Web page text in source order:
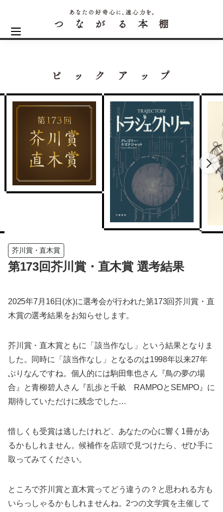
芥川賞・直木賞
第173回芥川賞・直木賞 選考結果
2025年7月16日(水)に選考会が行われた第173回芥川賞・直
木賞の選考結果をお知らせします。
芥川賞・直木賞ともに「該当作なし」という結果となりま
した。同時に「該当作なし」となるのは1998年以来27年
ぶりなんですね。個人的には駒田隼也さん『鳥の夢の場
合』と青柳碧人さん『乱歩と千畝 RAMPOとSEMPO』に
期待していただけに残念でした…
惜しくも受賞は逃したけれど、あなたの心に響く1冊があ
るかもしれません。候補作を店頭で見つけたら、ぜひ手に
取ってみてください。
ところで芥川賞と直木賞ってどう違うの？と思われる方も
いらっしゃるかもしれませんね。2つの文学賞を主催して